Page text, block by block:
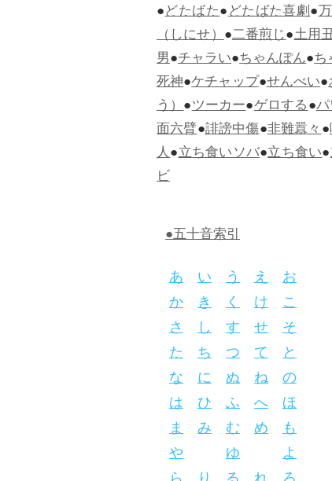
●どたばた●どたばた喜劇●
（しにせ）●二番煎じ●土用
男●チャラい●ちゃんぽん●ち
死神●ケチャップ●せんべい●
う）●ツーカー●ゲロする●
面六臂●誹謗中傷●非難囂々●
人●立ち食いソバ●立ち食い●
ビ
●五十音索引
あ い う え お
か き く け こ
さ し す せ そ
た ち つ て と
な に ぬ ね の
は ひ ふ へ ほ
ま み む め も
や
ゆ
よ